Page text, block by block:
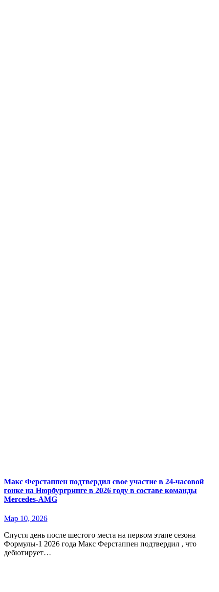
Макс Ферстаппен подтвердил свое участие в 24-часовой
гонке на Нюрбургринге в 2026 году в составе команды
Mercedes-AMG
Мар 10, 2026
Спустя день после шестого места на первом этапе сезона
Формулы-1 2026 года Макс Ферстаппен подтвердил , что
дебютирует…